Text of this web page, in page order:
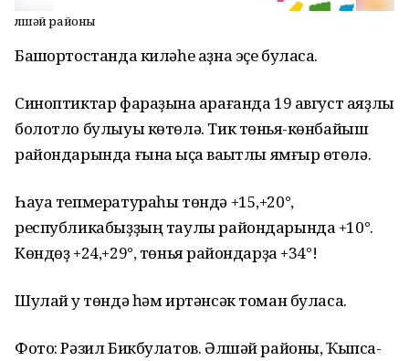
Әлшәй районы
Башҡортостанда киләһе аҙна эҫе буласаҡ.
Синоптиктар фараҙына ҡарағанда 19 август аяҙлы
болотло булыуы көтөлә. Тик төньяҡ-көнбайыш
райондарында ғына ҡыҫҡа ваҡытлы ямғыр ҡөтөлә.
Һауа тепмератураһы төндә +15,+20°,
республикабыҙҙың таулы райондарында +10°.
Көндөҙ +24,+29°, төньяҡ райондарҙа +34°!
Шулай уҡ төндә һәм иртәнсәк томан буласаҡ.
Фото: Рәзил Бикбулатов. Әлшәй районы, Ҡыпсаҡ-